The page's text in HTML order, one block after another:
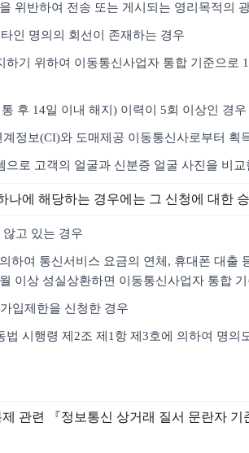
위반하여 전송 또는 게시되는 영리목적의
인 명의의 회선이 존재하는 경우
기 위하여 이동통신사업자 통합 기준으
후 14일 이내 해지) 이력이 5회 이상인 경우
정보(CI)와 도매제공 이동통신사로부터 획
로 고객의 얼굴과 신분증 얼굴 사진을 비
에 해당하는 경우에는 그 신청에 대한
고 있는 경우
하여 통신서비스 요금의 연체, 휴대폰 대
이상 성실상환하면 이동통신사업자 통합
입제한을 신청한 경우
시행령 제2조 제1항 제3호에 의하여 명
관련 『정보통신 상거래 질서 문란자